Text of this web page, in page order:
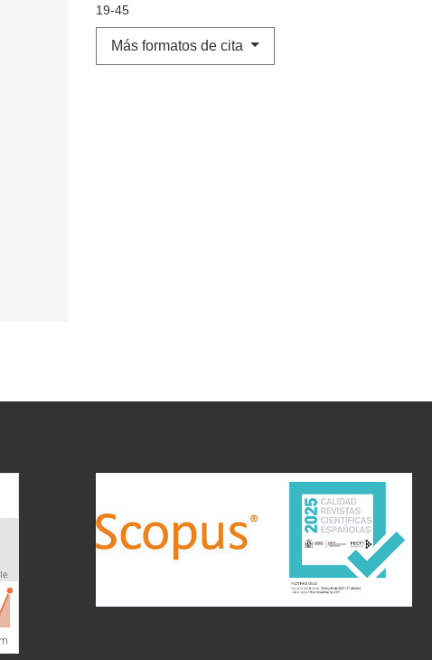
19-45
Más formatos de cita